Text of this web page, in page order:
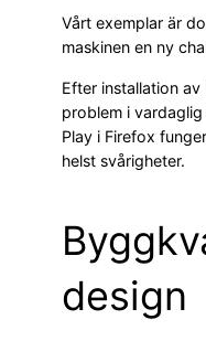
Vårt exemplar är
maskinen en ny
Efter installation
problem i
Play i Firefox
helst svårigheter.
design